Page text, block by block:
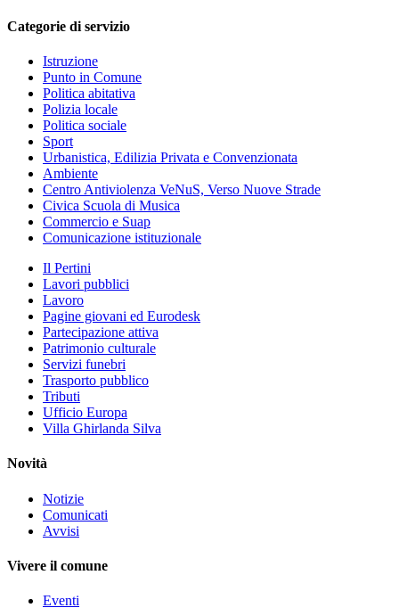
Categorie di servizio
Istruzione
Punto in Comune
Politica abitativa
Polizia locale
Politica sociale
Sport
Urbanistica, Edilizia Privata e Convenzionata
Ambiente
Centro Antiviolenza VeNuS, Verso Nuove Strade
Civica Scuola di Musica
Commercio e Suap
Comunicazione istituzionale
Il Pertini
Lavori pubblici
Lavoro
Pagine giovani ed Eurodesk
Partecipazione attiva
Patrimonio culturale
Servizi funebri
Trasporto pubblico
Tributi
Ufficio Europa
Villa Ghirlanda Silva
Novità
Notizie
Comunicati
Avvisi
Vivere il comune
Eventi